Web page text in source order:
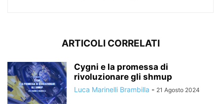
ARTICOLI CORRELATI
Cygni e la promessa di
rivoluzionare gli shmup
Luca Marinelli Brambilla - 21 Agosto 2024